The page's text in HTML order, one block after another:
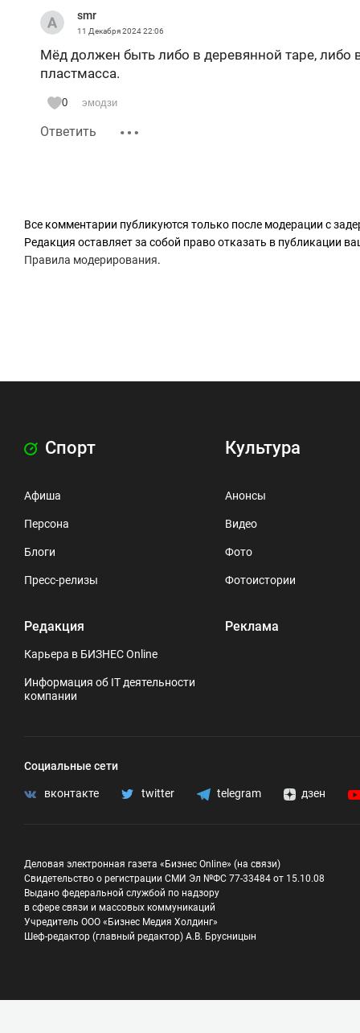
smr
11 Декабря 202422:06
Мёд должен быть либо в деревянной таре, либо
пластмасса.
0 эмодзи
Ответить
Все комментарии публикуются только после модерации с
Редакция оставляет за собой право отказать в публикации
Правила модерирования.
Спорт
Афиша
Персона
Блоги
Пресс-релизы
Редакция
Карьера в БИЗНЕС Online
Информация об IT деятельности
компании
Культура
Анонсы
Видео
Фото
Фотоистории
Реклама
Социальные сети
вконтакте twitter telegram дзен
Деловая электронная газета «Бизнес Online» (на связи)
Свидетельство о регистрации СМИ Эл №ФС 77-33484 от 15.10.08
Выдано федеральной службой по надзору
в сфере связи и массовых коммуникаций
Учредитель ООО «Бизнес Медия Холдинг»
Шеф-редактор (главный редактор) А.В. Брусницын